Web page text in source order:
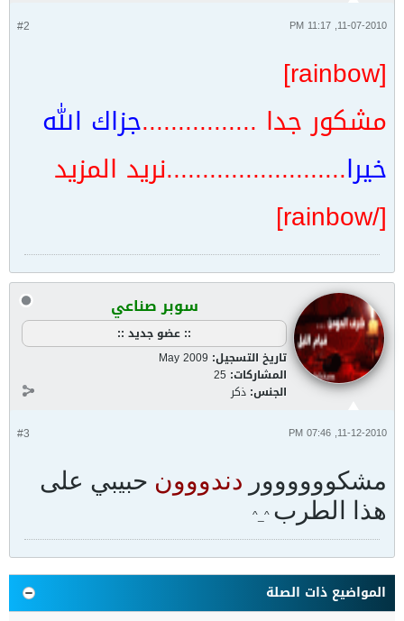
#2 11-07-2010, 11:17 PM
[rainbow]
مشكور جدا ................جزاك الله
خيرا.........................نريد المزيد
[/rainbow]
سوبر صناعي
:: عضو جديد ::
تاريخ التسجيل: May 2009
المشاركات: 25
الجنس: ذكر
#3 11-12-2010, 07:46 PM
مشكوووووور دندووون حبيبي على
هذا الطرب ^_^
المواضيع ذات الصلة